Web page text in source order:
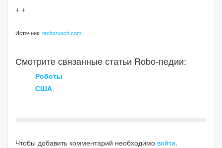
+ +
Источник:techcrunch.com
Смотрите связанные статьи Robo-педии:
Роботы
США
Чтобы добавить комментарий необходимо войти.